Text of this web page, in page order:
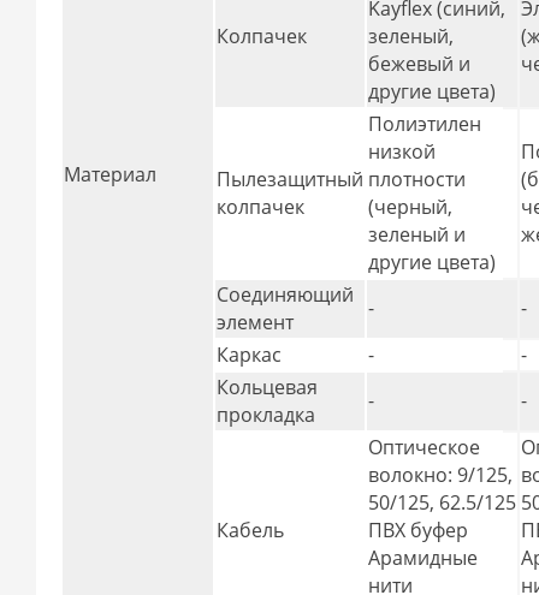
Материал
Колпачек
Kayflex (синий,
зеленый,
бежевый и
другие цвета)
Пылезащитный
колпачек
Полиэтилен
низкой
плотности
(черный,
зеленый и
другие цвета)
Соединяющий
элемент
-
-
Каркас
-
-
Кольцевая
прокладка
- -
Кабель
Оптическое
волокно: 9/125,
50/125, 62.5/125
ПВХ буфер
Арамидные
нити